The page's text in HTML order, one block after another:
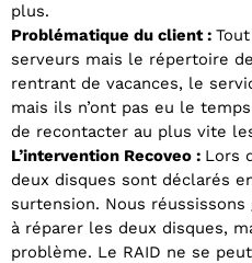
plus.
Problématique du client :
serveurs mais le répertoire
rentrant de vacances, le
mais ils n’ont pas eu le
de recontacter au plus vite
L’intervention Recoveo : Lors
deux disques sont déclarés
surtension. Nous
à réparer les deux disques,
problème. Le RAID ne se